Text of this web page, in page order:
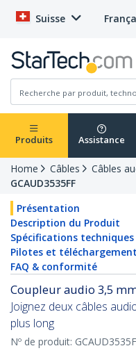
Suisse
Produits Assistance
Home Câbles Câbles
GCAUD3535FF
Présentation
Description du Produit
Spécifications techniques
Pilotes et
FAQ & conformité
Coupleur audio 3,5
Joignez deux câbles
plus long
Nº de produit: